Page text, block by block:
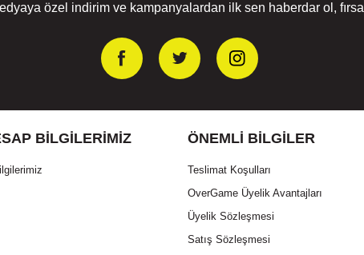
özel indirim ve kampanyalardan ilk sen haberdar ol,
BILGILERIMIZ ÖNEMLI BILGILER
Teslimat Koşulları
OverGame Üyelik Avantajları
Üyelik Sözleşmesi
Satış Sözleşmesi